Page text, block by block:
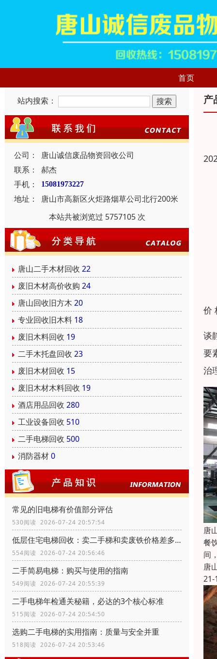
首页
站内搜索：
公司：
唐山诚信废品物资回收公司
联系：
郝杰
手机：
15081973227
地址：
唐山市高新区火炬路烟草公司北行200米
本站共被浏览过 5757105 次
唐山二手木材回收 22
废旧木材高价收购 24
唐山回收旧方木 20
专业回收旧木料 18
废旧木料回收 19
二手木托盘回收 23
废旧木材回收 15
废旧木材木料回收 19
酒店用品回收 280
工业设备回收 510
二手电梯回收 500
消防器材0
常见的旧电梯有价值部分评估
530阅读 2026-07-24 20:57:54
低层住宅电梯回收：卖二手梯和卖废铁价格差多少？
554阅读 2026-07-24 20:56:46
二手简易电梯：购买与使用的指南
549阅读 2026-07-24 20:55:39
二手电梯年检通关秘籍，必达的3个核心标准
515阅读 2026-07-24 20:54:50
选购二手电梯的实用指南：质量与安全并重
518阅读 2026-07-24 20:53:46
产
价
谈
要
治
唐
餐
间
唐
21-